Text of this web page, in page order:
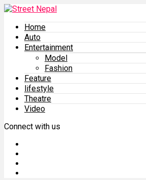
Home
Auto
Entertainment
Model
Fashion
Feature
lifestyle
Theatre
Video
Connect with us